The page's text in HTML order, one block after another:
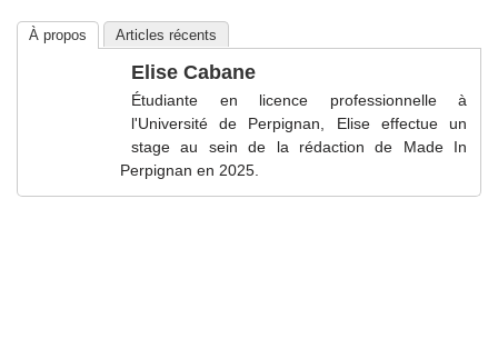
À propos Articles récents
Elise Cabane
Étudiante en licence professionnelle à
l'Université de Perpignan, Elise effectue un
stage au sein de la rédaction de Made In
Perpignan en 2025.